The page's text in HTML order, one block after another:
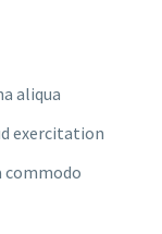
aliqua
exercitation
commodo